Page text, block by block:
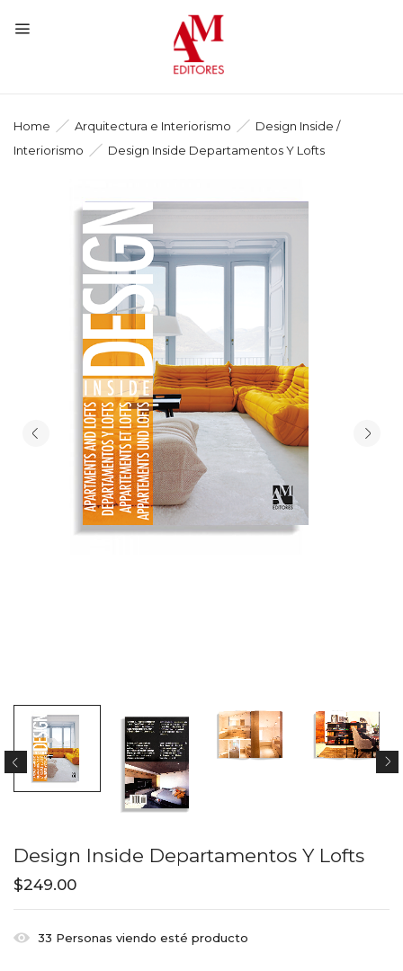
Home Arquitectura e Interiorismo
Design Inside /
Interiorismo
Design Inside Departamentos Y Lofts
Design Inside Departamentos Y Lofts
$249.00
33 Personas viendo esté producto